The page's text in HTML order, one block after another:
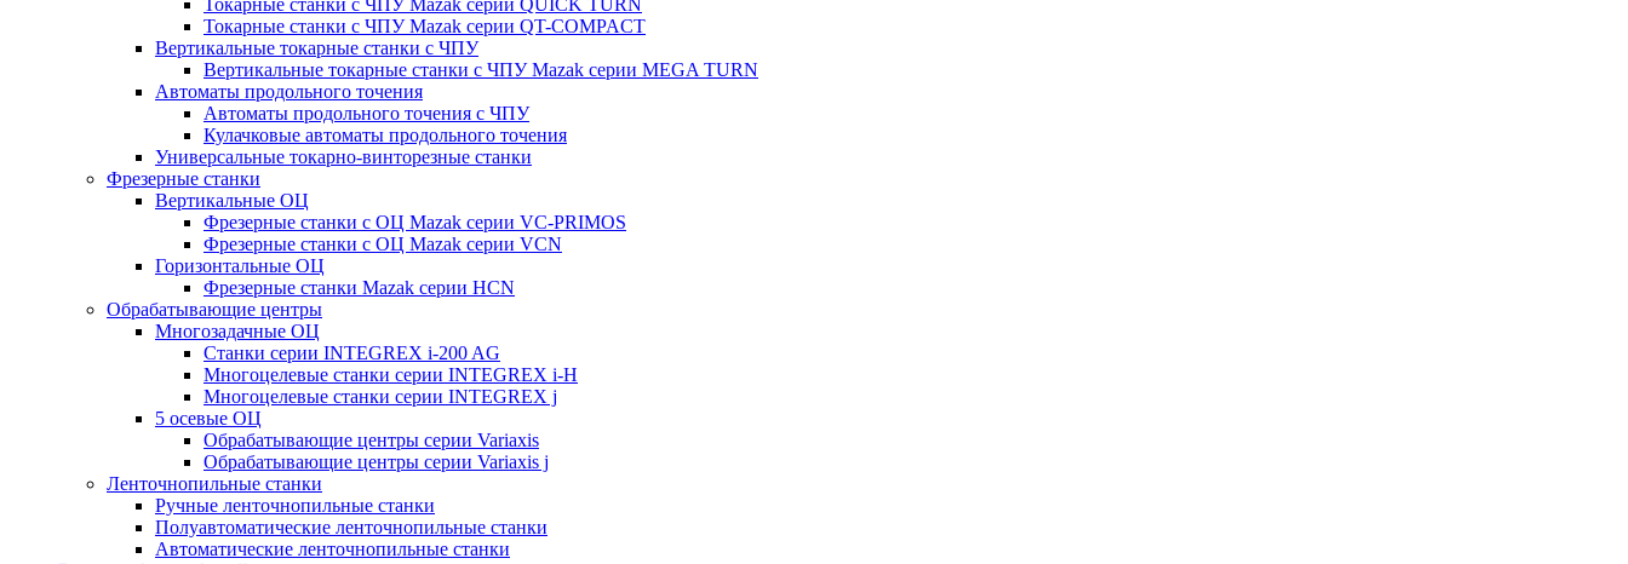
Токарные станки с ЧПУ Mazak серии QT-COMPACT
Вертикальные токарные станки с ЧПУ
Вертикальные токарные станки с ЧПУ Mazak серии MEGA TURN
Автоматы продольного точения
Автоматы продольного точения с ЧПУ
Кулачковые автоматы продольного точения
Универсальные токарно-винторезные станки
Фрезерные станки
Вертикальные ОЦ
Фрезерные станки с ОЦ Mazak серии VC-PRIMOS
Фрезерные станки с ОЦ Mazak серии VCN
Горизонтальные ОЦ
Фрезерные станки Mazak серии HCN
Обрабатывающие центры
Многозадачные ОЦ
Cтанки серии INTEGREX i-200 AG
Многоцелевые станки серии INTEGREX i-H
Многоцелевые станки серии INTEGREX j
5 осевые ОЦ
Обрабатывающие центры серии Variaxis
Обрабатывающие центры серии Variaxis j
Ленточнопильные станки
Ручные ленточнопильные станки
Полуавтоматические ленточнопильные станки
Автоматические ленточнопильные станки